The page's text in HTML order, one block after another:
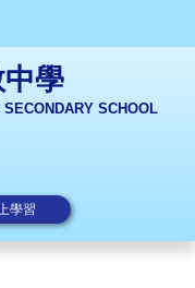
學
SCHOOL
學習